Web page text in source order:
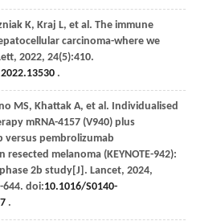
K, Kraj L, et al. The immune
carcinoma-where we
, 2022, 24(5):410.
.
MS, Khattak A, et al. Individualised
mRNA-4157 (V940) plus
versus pembrolizumab
melanoma (KEYNOTE-942):
2b study[J]. Lancet, 2024,
644. doi:10.1016/S0140-
.